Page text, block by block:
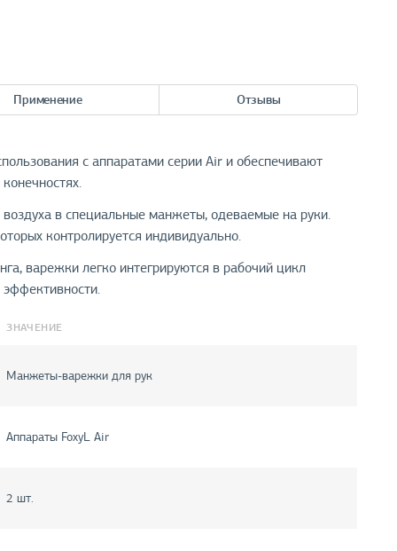
Применение Отзывы
с аппаратами серии Air и обеспечивают
в специальные манжеты, одеваемые на руки.
контролируется индивидуально.
варежки легко интегрируются в рабочий цикл
ЗНАЧЕНИЕ
Манжеты-варежки для рук
Аппараты FoxyL Air
2 шт.